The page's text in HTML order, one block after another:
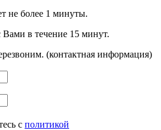
не более 1 минуты.
в течение 15 минут.
(контактная информация)
с политикой